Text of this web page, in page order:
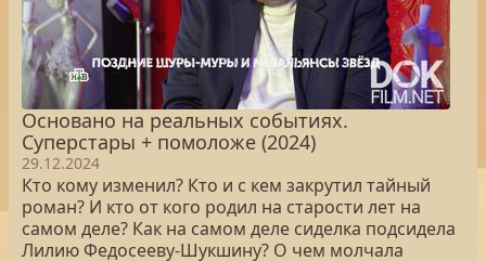
Основано на реальных событиях.
Суперстары + помоложе (2024)
29.12.2024
Кто кому изменил? Кто и с кем закрутил тайный
роман? И кто от кого родил на старости лет на
самом деле? Как на самом деле сиделка подсидела
Лилию Федосееву-Шукшину? О чем молчала